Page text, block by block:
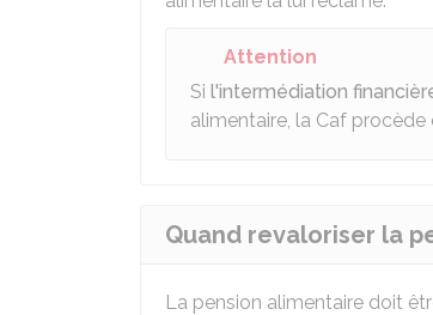
Attention
Si l'intermédiation
alimentaire, la Caf procède
Quand revaloriser la
La pension alimentaire doit